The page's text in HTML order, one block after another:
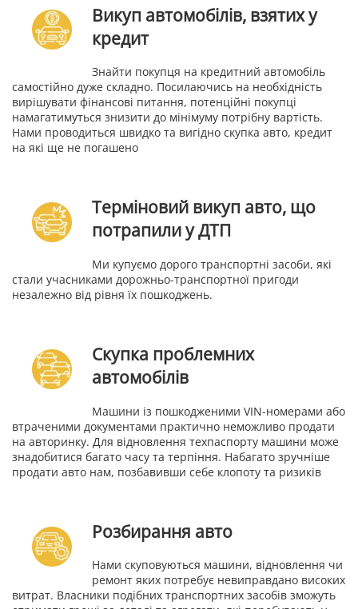
Викуп автомобілів, взятих у
кредит
Знайти покупця на кредитний автомобіль
самостійно дуже складно. Посилаючись на необхідність
вирішувати фінансові питання, потенційні покупці
намагатимуться знизити до мінімуму потрібну вартість.
Нами проводиться швидко та вигідно скупка авто, кредит
на які ще не погашено
Терміновий викуп авто, що
потрапили у ДТП
Ми купуємо дорого транспортні засоби, які
стали учасниками дорожньо-транспортної пригоди
незалежно від рівня їх пошкоджень.
Скупка проблемних
автомобілів
Машини із пошкодженими VIN-номерами або
втраченими документами практично неможливо продати
на авторинку. Для відновлення техпаспорту машини може
знадобитися багато часу та терпіння. Набагато зручніше
продати авто нам, позбавивши себе клопоту та ризиків
Розбирання авто
Нами скуповуються машини, відновлення чи
ремонт яких потребує невиправдано високих
витрат. Власники подібних транспортних засобів зможуть